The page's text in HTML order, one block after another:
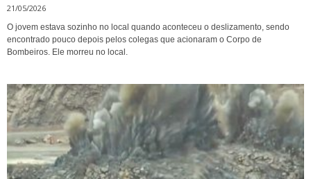
21/05/2026
O jovem estava sozinho no local quando aconteceu o deslizamento, sendo
encontrado pouco depois pelos colegas que acionaram o Corpo de
Bombeiros. Ele morreu no local.